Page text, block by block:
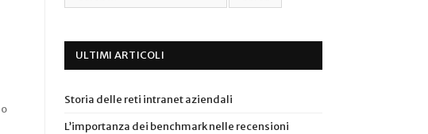
ULTIMI ARTICOLI
Storia delle reti intranet aziendali
L’importanza dei benchmark nelle recensioni